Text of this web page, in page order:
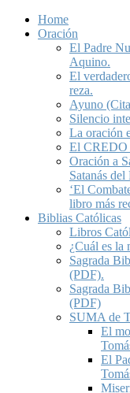
Home
Oración
El Padre
Aquino.
El
reza.
Ayuno
Silencio
La oración
El CREDO
Oración a
Satanás
‘El
libro más
Biblias Católicas
Libros
¿Cuál es la
Sagrada
(PDF).
Sagrada
(PDF)
SUMA de
El
El